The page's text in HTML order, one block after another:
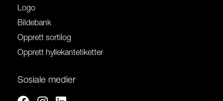
Logo
Bildebank
Opprett sortilog
Opprett hyllekantetiketter
Sosiale medier